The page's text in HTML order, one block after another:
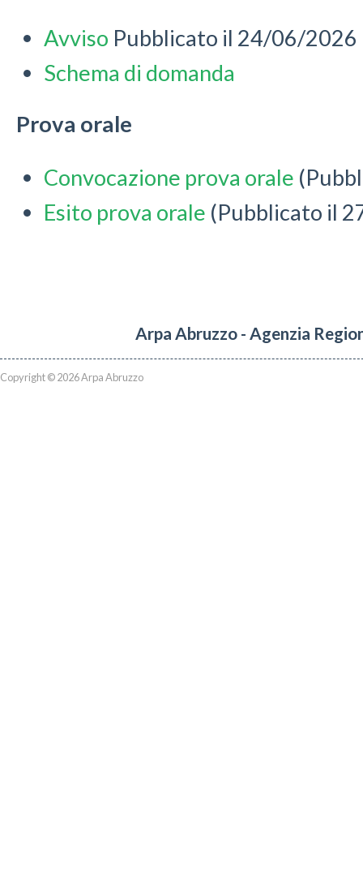
Avviso Pubblicato il 24/06/2026
Schema di domanda
Prova orale
Convocazione prova orale
Esito prova orale (Pubblicato il
Arpa Abruzzo - Agenzia
Copyright © 2026 Arpa Abruzzo